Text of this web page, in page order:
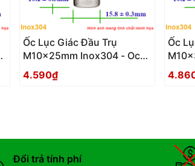
Ốc Lục Giác Đầu Trụ
M10x25mm Inox304 - Oc
Luc Giac Dau Tru
4.590₫
Ốc
Luc
Đổi trả tính phí